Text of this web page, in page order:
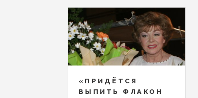
«ПРИДЁТСЯ
ВЫПИТЬ ФЛАКОН